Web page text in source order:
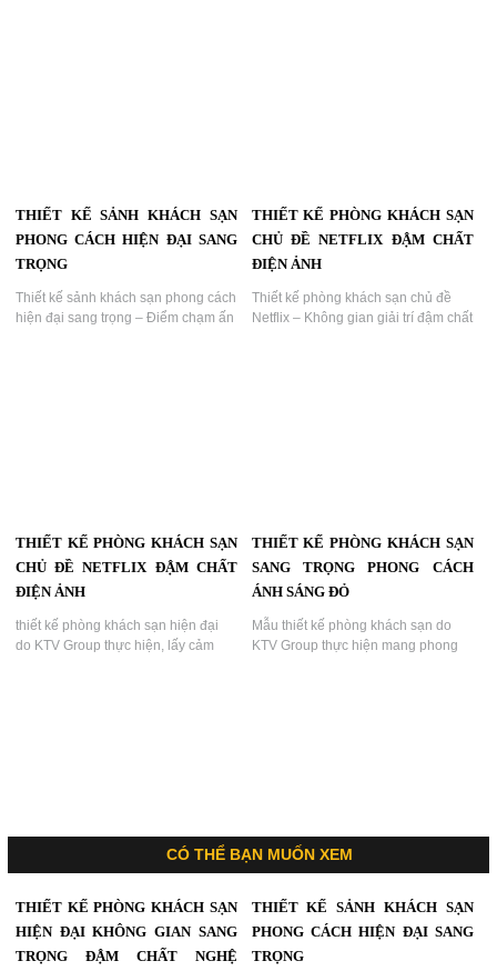
THIẾT KẾ SẢNH KHÁCH SẠN
PHONG CÁCH HIỆN ĐẠI SANG
TRỌNG
Thiết kế sảnh khách sạn phong cách
hiện đại sang trọng – Điểm chạm ấn
THIẾT KẾ PHÒNG KHÁCH SẠN
CHỦ ĐỀ NETFLIX ĐẬM CHẤT
ĐIỆN ẢNH
Thiết kế phòng khách sạn chủ đề
Netflix – Không gian giải trí đậm chất
THIẾT KẾ PHÒNG KHÁCH SẠN
CHỦ ĐỀ NETFLIX ĐẬM CHẤT
ĐIỆN ẢNH
thiết kế phòng khách sạn hiện đại
do KTV Group thực hiện, lấy cảm
THIẾT KẾ PHÒNG KHÁCH SẠN
SANG TRỌNG PHONG CÁCH
ÁNH SÁNG ĐỎ
Mẫu thiết kế phòng khách sạn do
KTV Group thực hiện mang phong
CÓ THỂ BẠN MUỐN XEM
THIẾT KẾ PHÒNG KHÁCH SẠN
HIỆN ĐẠI KHÔNG GIAN SANG
TRỌNG ĐẬM CHẤT NGHỆ
THIẾT KẾ SẢNH KHÁCH SẠN
PHONG CÁCH HIỆN ĐẠI SANG
TRỌNG